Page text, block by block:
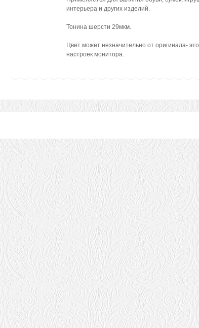
интерьера и других изделий.
Тонина шерсти 29мкм.
Цвет может незначительно от оригинала-
настроек монитора.